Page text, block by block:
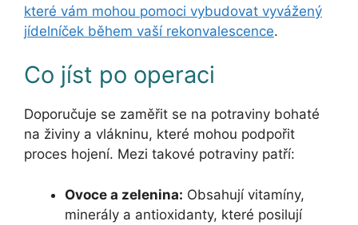
které vám mohou pomoci vybudovat vyvážený
jídelníček během vaší rekonvalescence.
Co jíst po operaci
Doporučuje se zaměřit se na potraviny bohaté
na živiny a vlákninu, které mohou podpořit
proces hojení. Mezi takové potraviny patří:
Ovoce a zelenina: Obsahují vitamíny,
minerály a antioxidanty, které posilují